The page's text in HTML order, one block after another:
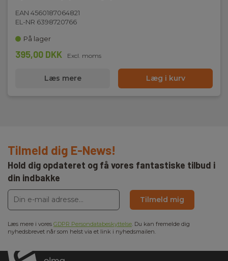
EAN 4560187064821
EL-NR 6398720766
På lager
395,00 DKK Excl. moms
Læs mere Læg i kurv
Tilmeld dig E-News!
Hold dig opdateret og få vores fantastiske tilbud i
din indbakke
Tilmeld mig
Læs mere i vores GDPR Persondatabeskyttelse. Du kan fremelde dig
nyhedsbrevet når som helst via et link i nyhedsmailen.